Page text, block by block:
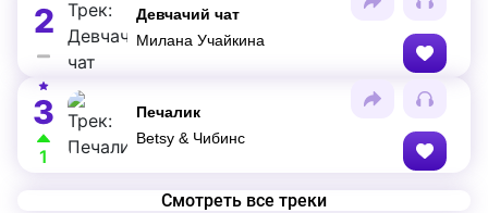
2
Девчачий чат
Милана Учайкина
3
1
Печалик
Betsy & Чибинс
Смотреть все треки